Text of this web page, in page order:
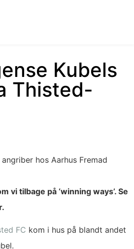
Kubels
Thisted-
vi tilbage på ‘winning ways’. Se
FC kom i hus på blandt andet